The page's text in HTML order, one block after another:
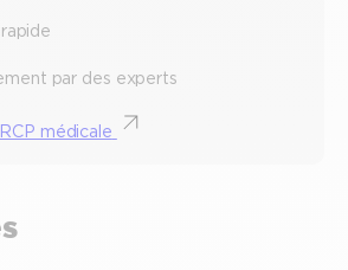
par des experts
médicale